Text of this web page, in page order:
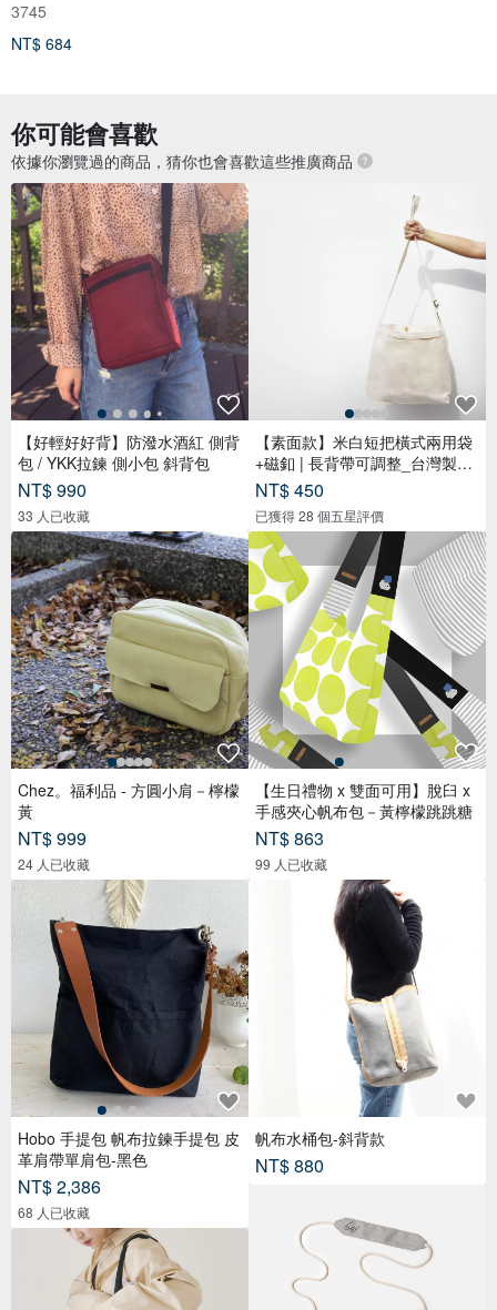
3745
NT$ 684
你可能會喜歡
依據你瀏覽過的商品，猜你也會喜歡這些推廣商品
【好輕好好背】防潑水酒紅 側背
包 / YKK拉鍊 側小包 斜背包
NT$ 990
33 人已收藏
Chez。福利品 - 方圓小肩－檸檬
黃
NT$ 999
24 人已收藏
Hobo 手提包 帆布拉鍊手提包 皮
革肩帶單肩包-黑色
NT$ 2,386
68 人已收藏
【素面款】米白短把橫式兩用袋
+磁釦 | 長背帶可調整_台灣製布
包
NT$ 450
已獲得 28 個五星評價
【生日禮物 x 雙面可用】脫臼 x
手感夾心帆布包－黃檸檬跳跳糖
NT$ 863
99 人已收藏
帆布水桶包-斜背款
NT$ 880